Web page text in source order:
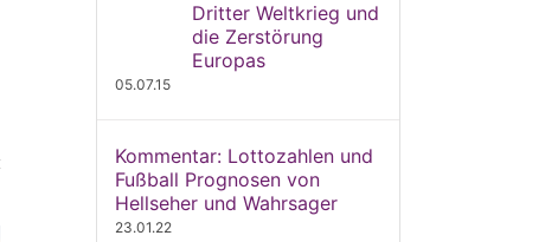
Dritter Weltkrieg und
die Zerstörung
Europas
05.07.15
Kommentar: Lottozahlen und
Fußball Prognosen von
Hellseher und Wahrsager
23.01.22